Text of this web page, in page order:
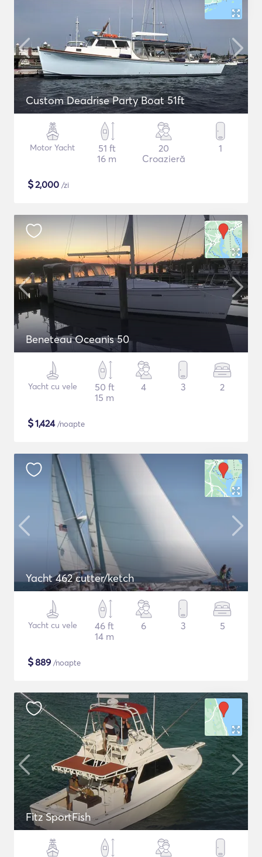
Custom Deadrise Party Boat 51ft
Motor Yacht
51 ft
16 m
20
Croazieră
1
$2,000 /zi
Beneteau Oceanis 50
Yacht cu vele
50 ft
15 m
4 3 2
$1,424/noapte
Yacht 462 cutter/ketch
Yacht cu vele
46 ft
14 m
6 3 5
$889 /noapte
Fitz SportFish